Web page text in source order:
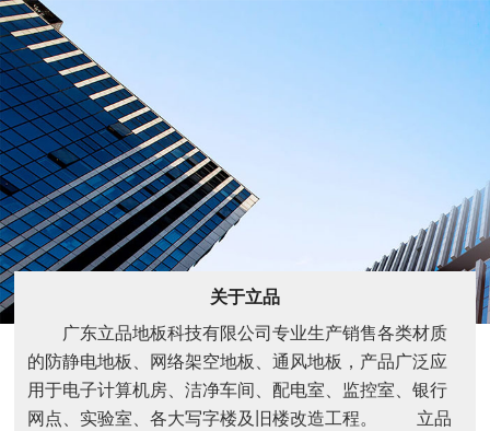
关于立品
广东立品地板科技有限公司专业生产销售各类材质
的防静电地板、网络架空地板、通风地板，产品广泛应
用于电子计算机房、洁净车间、配电室、监控室、银行
网点、实验室、各大写字楼及旧楼改造工程。 立品